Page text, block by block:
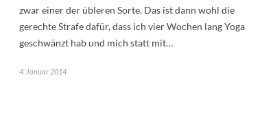
zwar einer der übleren Sorte. Das ist dann wohl die
gerechte Strafe dafür, dass ich vier Wochen lang Yoga
geschwänzt hab und mich statt mit…
4. Januar 2014